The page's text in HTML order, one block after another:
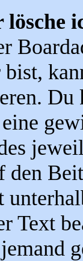
den
Text